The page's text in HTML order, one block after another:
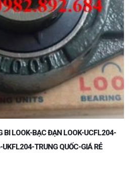
BI LOOK-BẠC ĐẠN LOOK-UCFL204-
TRUNG QUỐC-GIÁ RẺ